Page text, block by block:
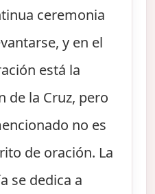
ceremonia
y en el
está la
de la Cruz, pero
no es
de oración. La
se dedica a